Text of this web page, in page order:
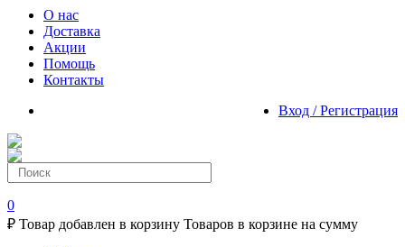
О нас
Доставка
Акции
Помощь
Контакты
Вход / Регистрация
0
₽ Товар добавлен в корзину Товаров в корзине на сумму